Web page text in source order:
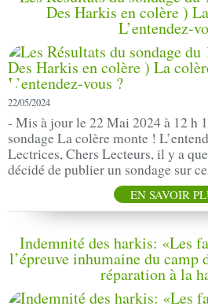
Des Harkis en colère )
L’entendez-
22/05/2024
- Mis à jour le 22 Mai 2024 à 12 h
sondage La colère monte !
Lectrices, Chers Lecteurs, il y a
décidé de publier un sondage sur
EN SAVOIR
Indemnité des harkis: «Les
l’épreuve inhumaine du camp
réparation à la